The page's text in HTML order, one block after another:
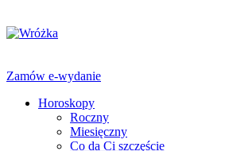
Zamów e-wydanie
Horoskopy
Roczny
Miesięczny
Co da Ci szczęście